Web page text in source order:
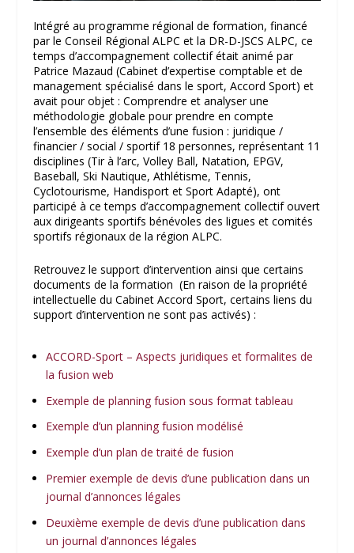
Intégré au programme régional de formation, financé
par le Conseil Régional ALPC et la DR-D-JSCS ALPC, ce
temps d’accompagnement collectif était animé par
Patrice Mazaud (Cabinet d’expertise comptable et de
management spécialisé dans le sport, Accord Sport) et
avait pour objet : Comprendre et analyser une
méthodologie globale pour prendre en compte
l’ensemble des éléments d’une fusion : juridique /
financier / social / sportif 18 personnes, représentant 11
disciplines (Tir à l’arc, Volley Ball, Natation, EPGV,
Baseball, Ski Nautique, Athlétisme, Tennis,
Cyclotourisme, Handisport et Sport Adapté), ont
participé à ce temps d’accompagnement collectif ouvert
aux dirigeants sportifs bénévoles des ligues et comités
sportifs régionaux de la région ALPC.
Retrouvez le support d’intervention ainsi que certains
documents de la formation (En raison de la propriété
intellectuelle du Cabinet Accord Sport, certains liens du
support d’intervention ne sont pas activés) :
ACCORD-Sport – Aspects juridiques et formalites de
la fusion web
Exemple de planning fusion sous format tableau
Exemple d’un planning fusion modélisé
Exemple d’un plan de traité de fusion
Premier exemple de devis d’une publication dans un
journal d’annonces légales
Deuxième exemple de devis d’une publication dans
un journal d’annonces légales